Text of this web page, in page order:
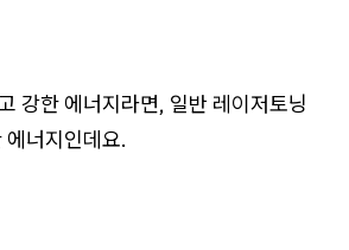
강한 에너지라면, 일반 레이저토닝
너지인데요.